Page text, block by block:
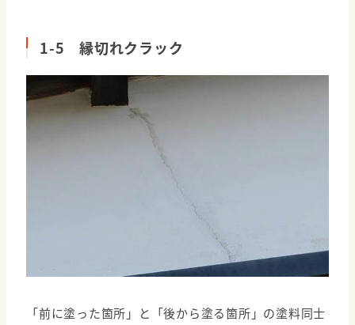
1-5 縁切れクラック
「前に塗った箇所」と「後から塗る箇所」の塗料同士